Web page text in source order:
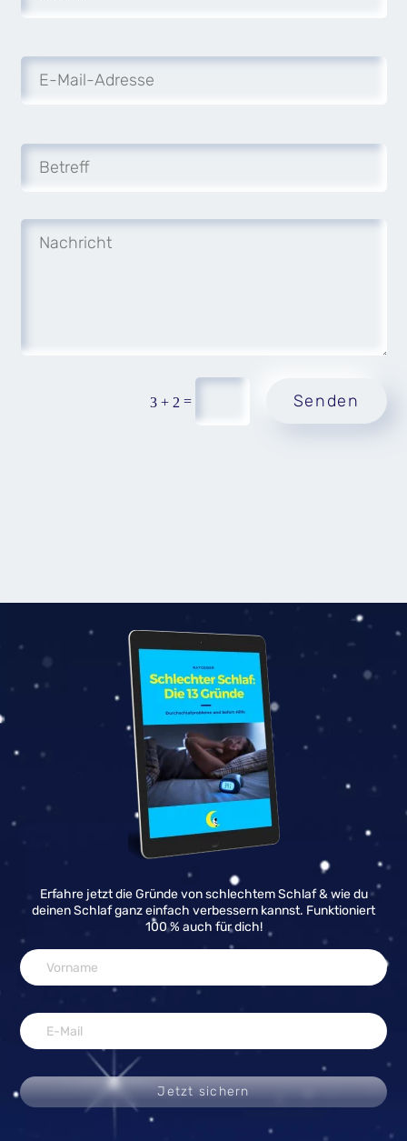
3 + 2 = Senden
Erfahre jetzt die Gründe von schlechtem Schlaf & wie du
deinen Schlaf ganz einfach verbessern kannst. Funktioniert
100 % auch für dich!
Jetzt sichern